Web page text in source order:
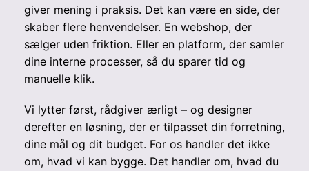
giver mening i praksis. Det kan være en side, der
skaber flere henvendelser. En webshop, der
sælger uden friktion. Eller en platform, der samler
dine interne processer, så du sparer tid og
manuelle klik.
Vi lytter først, rådgiver ærligt – og designer
derefter en løsning, der er tilpasset din forretning,
dine mål og dit budget. For os handler det ikke
om, hvad vi kan bygge. Det handler om, hvad du